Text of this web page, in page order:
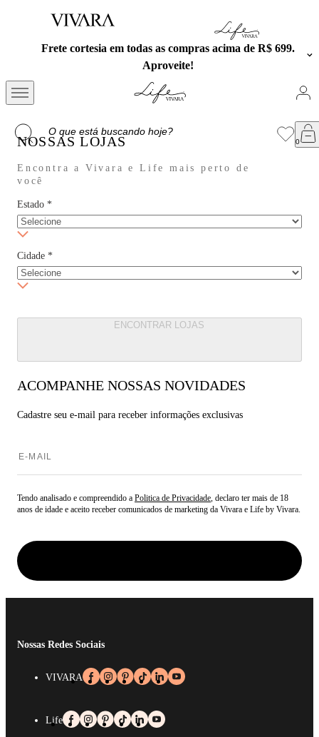
Frete cortesia em todas as compras acima de R$ 699.
Aproveite!
NOSSAS LOJAS
Encontra a Vivara e Life mais perto de
você
Estado *
Cidade *
ENCONTRAR LOJAS
ACOMPANHE NOSSAS NOVIDADES
Cadastre seu e-mail para receber informações exclusivas
Tendo analisado e compreendido a Politica de Privacidade, declaro ter mais de 18
anos de idade e aceito receber comunicados de marketing da Vivara e Life by Vivara.
Nossas Redes Sociais
VIVARA
Life